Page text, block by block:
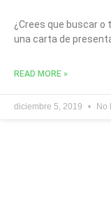
¿Crees que buscar o
una carta de
READ MORE »
diciembre 5, 2019 No